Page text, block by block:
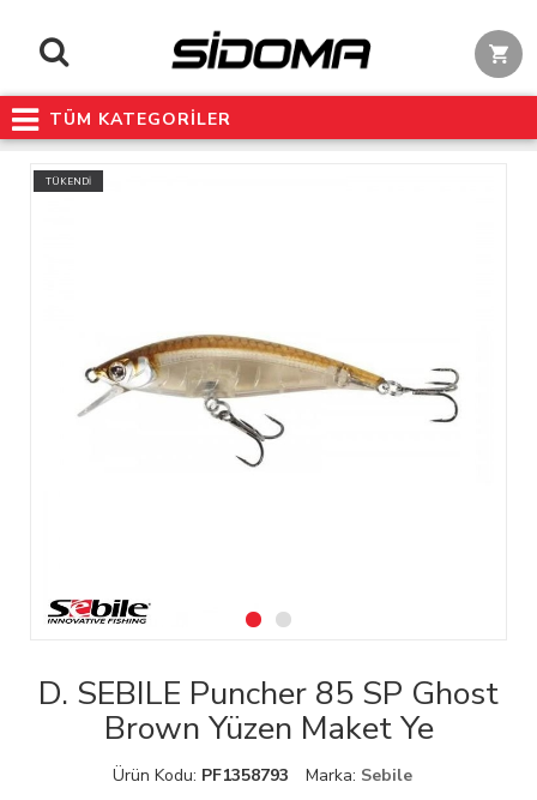
TÜM KATEGORİLER
TÜKENDİ
D. SEBILE Puncher 85 SP Ghost
Brown Yüzen Maket Ye
Ürün Kodu: PF1358793 Marka: Sebile